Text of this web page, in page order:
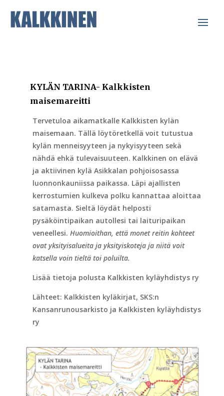
KYLÄN TARINA- Kalkkisten
maisemareitti
Tervetuloa aikamatkalle Kalkkisten kylän
maisemaan. Tällä löytöretkellä voit tutustua
kylän menneisyyteen ja nykyisyyteen sekä
nähdä ehkä tulevaisuuteen. Kalkkinen on elävä
ja aktiivinen kylä Asikkalan pohjoisosassa
luonnonkauniissa paikassa. Läpi ajallisten
kerrostumien kulkeva polku kannattaa aloittaa
satamasta. Sieltä löydät helposti
pysäköintipaikan autollesi tai laituripaikan
veneellesi. Huomioithan, että monet reitin kohteet
ovat yksityisalueita ja yksityiskoteja ja niitä voit
katsella voin tieltä toi poluilta.
Lisää tietoja polusta Kalkkisten kyläyhdistys ry
Lähteet: Kalkkisten kyläkirjat, SKS:n
Kansanrunousarkisto ja Kalkkisten kyläyhdistys
ry